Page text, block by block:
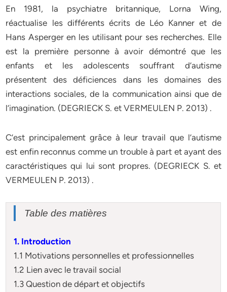
En 1981, la psychiatre britannique, Lorna Wing,
réactualise les différents écrits de Léo Kanner et de
Hans Asperger en les utilisant pour ses recherches. Elle
est la première personne à avoir démontré que les
enfants et les adolescents souffrant d’autisme
présentent des déficiences dans les domaines des
interactions sociales, de la communication ainsi que de
l’imagination. (DEGRIECK S. et VERMEULEN P. 2013) .
C’est principalement grâce à leur travail que l’autisme
est enfin reconnus comme un trouble à part et ayant des
caractéristiques qui lui sont propres. (DEGRIECK S. et
VERMEULEN P. 2013) .
Table des matières
1. Introduction
1.1 Motivations personnelles et professionnelles
1.2 Lien avec le travail social
1.3 Question de départ et objectifs